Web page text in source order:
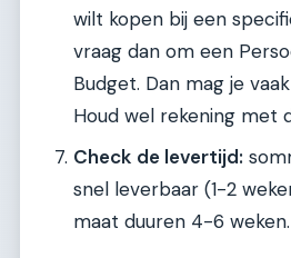
wilt kopen bij een
vraag dan om een
Budget. Dan mag je
Houd wel rekening met
Check de levertijd:
snel leverbaar (1-2
maat duuren 4-6